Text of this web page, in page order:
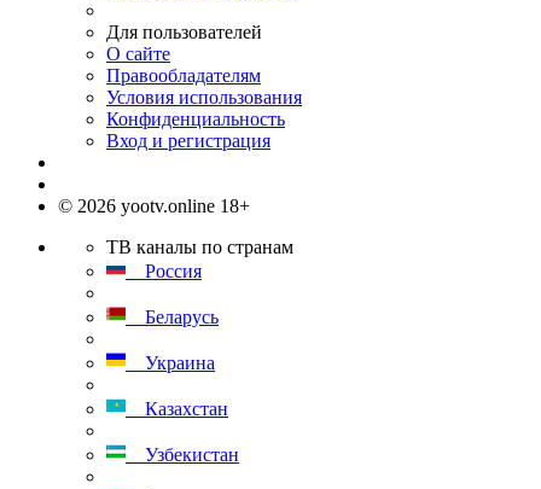
Для пользователей
О сайте
Правообладателям
Условия использования
Конфиденциальность
Вход и регистрация
© 2026 yootv.online 18+
ТВ каналы по странам
Россия
Беларусь
Украина
Казахстан
Узбекистан